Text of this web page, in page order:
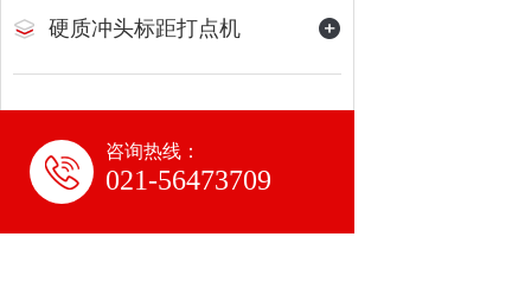
硬质冲头标距打点机
咨询热线：
021-56473709